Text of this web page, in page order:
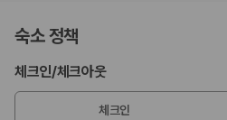
숙소 정책
체크인/체크아웃
체크인